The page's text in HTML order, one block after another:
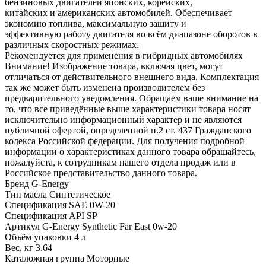
китайских и американских автомобилей. Обеспечивает
экономию топлива, максимальную защиту и
эффективную работу двигателя во всём диапазоне оборотов в
различных скоростных режимах.
Рекомендуется для применения в гибридных автомобилях
Внимание! Изображение товара, включая цвет, могут
отличаться от действительного внешнего вида. Комплектация
так же может быть изменена производителем без
предварительного уведомления. Обращаем ваше внимание на
то, что все приведённые выше характеристики товара носят
исключительно информационный характер и не являются
публичной офертой, определенной п.2 ст. 437 Гражданского
кодекса Российской федерации. Для получения подробной
информации о характеристиках данного товара обращайтесь,
пожалуйста, к сотрудникам нашего отдела продаж или в
Российское представительство данного товара.
Бренд G-Energy
Тип масла Синтетическое
Спецификация SAE 0W-20
Спецификация API SP
Артикул G-Energy Synthetic Far East 0w-20
Объём упаковки 4 л
Вес, кг 3.64
Каталожная группа Моторные